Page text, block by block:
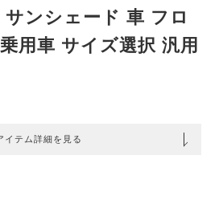
ンシェード 車 フロ
用車 サイズ選択 汎用
イテム詳細を見る